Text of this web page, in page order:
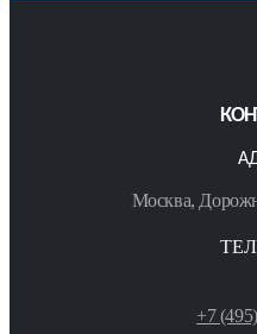
Москва,
+7